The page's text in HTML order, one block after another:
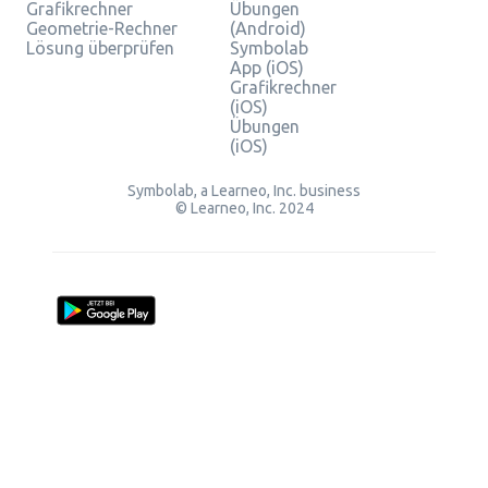
Grafikrechner
Geometrie-Rechner
Lösung überprüfen
Übungen
(Android)
Symbolab
App (iOS)
Grafikrechner
(iOS)
Übungen
(iOS)
Symbolab, a Learneo, Inc. business
© Learneo, Inc. 2024